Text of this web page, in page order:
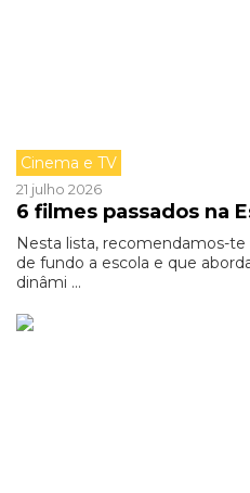
Cinema e TV
21 julho 2026
6 filmes passados na
Nesta lista, recomendamos-
de fundo a escola e que
dinâmi ...